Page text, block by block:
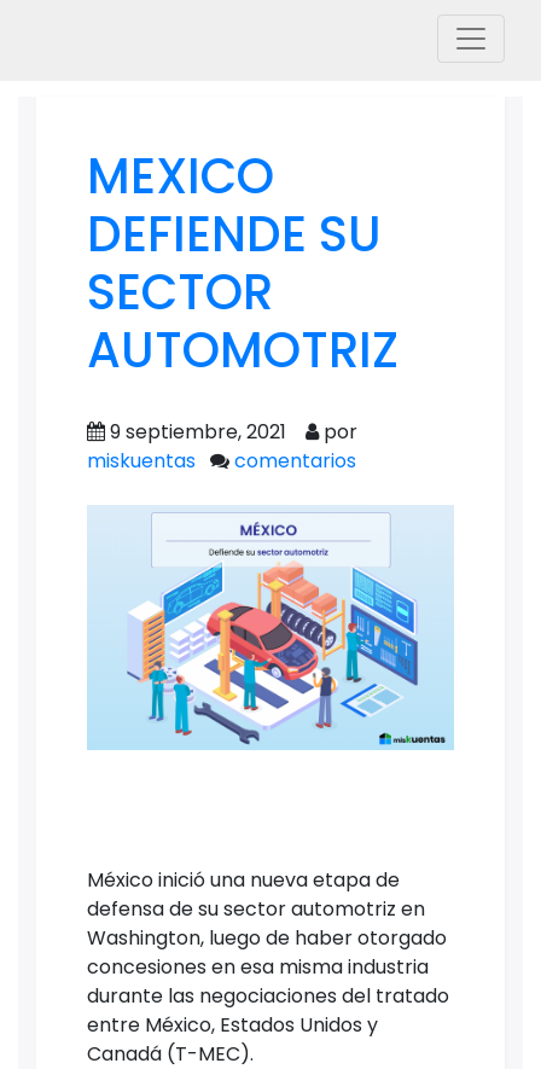
MEXICO
DEFIENDE SU
SECTOR
AUTOMOTRIZ
9 septiembre, 2021
por
miskuentas
comentarios
México inició una nueva etapa de
defensa de su sector automotriz en
Washington, luego de haber otorgado
concesiones en esa misma industria
durante las negociaciones del tratado
entre México, Estados Unidos y
Canadá (T-MEC).